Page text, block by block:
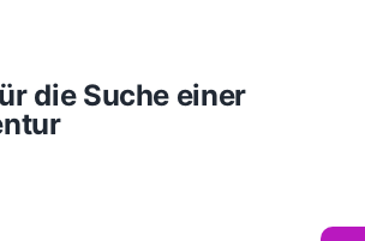
die Suche einer